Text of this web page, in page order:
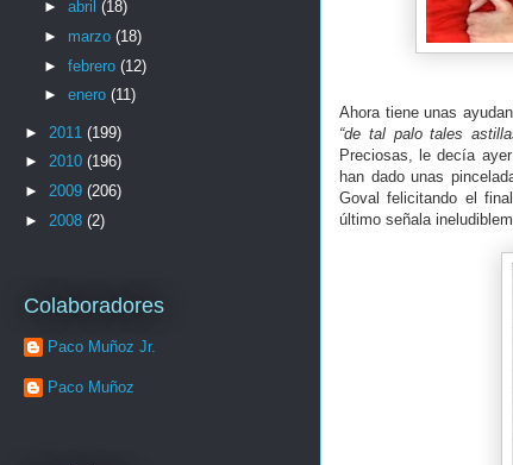
Ahora tiene unas
“de tal palo tales
Preciosas, le decía
han dado unas
Goval felicitando el
último señala
► abril (18)
► marzo (18)
► febrero (12)
► enero (11)
► 2011 (199)
► 2010 (196)
► 2009 (206)
► 2008 (2)
Colaboradores
Paco Muñoz Jr.
Paco Muñoz